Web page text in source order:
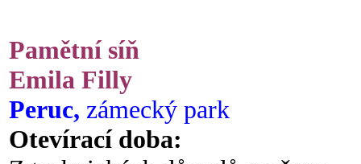
Pamětní síň
Emila Filly
Peruc, zámecký park
Otevírací doba: